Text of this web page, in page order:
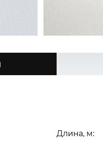
Длина, м: